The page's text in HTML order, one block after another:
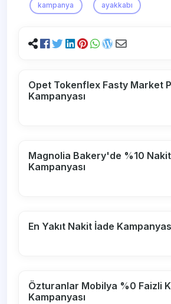
kampanya ayakkabı
Opet Tokenflex Fasty Market
Kampanyası
Magnolia Bakery'de %10
Kampanyası
En Yakıt Nakit İade
Özturanlar Mobilya %0 Faizli
Kampanyası